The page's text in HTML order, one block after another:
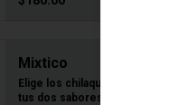
Mixtico
Elige los chilaquiles rellenos de
tus dos sabores favoritos.